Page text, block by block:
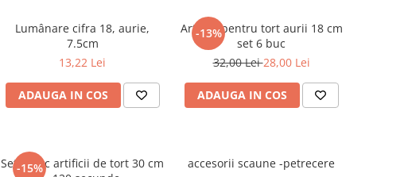
Lumânare cifra 18, aurie,
7.5cm
13,22 Lei
ADAUGA IN COS
-13%
Artificii pentru tort aurii 18 cm
set 6 buc
32,00 Lei28,00 Lei
ADAUGA IN COS
-15%
Set 4 buc artificii de tort 30 cm
accesorii scaune -petrecere